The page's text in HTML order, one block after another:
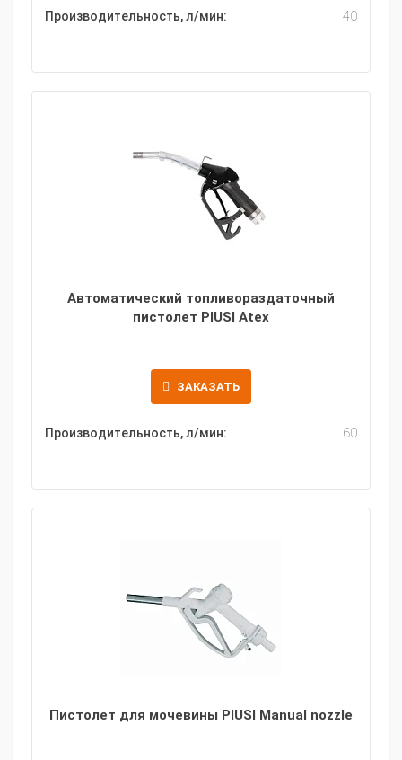
Производительность, л/мин: 40
Автоматический топливораздаточный
пистолет PIUSI Atex
ЗАКАЗАТЬ
Производительность, л/мин: 60
Пистолет для мочевины PIUSI Manual nozzle